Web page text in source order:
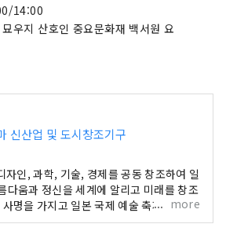
, 그리고 전국 각지에서 펼쳐지는 네트워
문화예술, 경제, 사회의 선순환과 삶이 빛
있기를 기대합니다.
유
산업 및 도시창조기구(주) / 사무국: 건강
자인연구소(주)
마이니치 신
, 오사카시 기타구 우메다 3-4-5, 우편번
이메일:
전화: 06-
14:00
우지 산호인 중요문화재 백서원 요
신산업 및 도시창조기구
자인, 과학, 기술, 경제를 공동 창조하여 일
다움과 정신을 세계에 알리고 미래를 창조
명을 가지고 일본 국제 예술 축제가 오사
엑스포와 동일한 6개월 기간에 개최됩니
more